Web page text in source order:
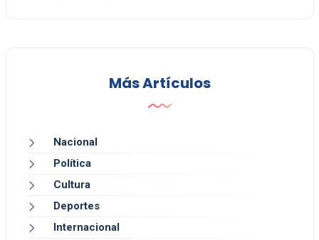
Más Artículos
Nacional
Política
Cultura
Deportes
Internacional